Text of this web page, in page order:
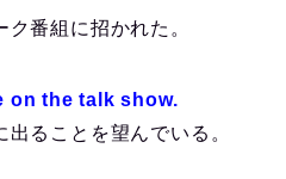
番組に招かれた。
on the talk show.
ることを望んでいる。